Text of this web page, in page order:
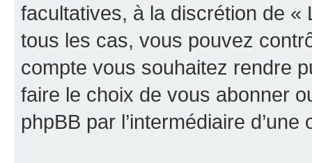
facultatives, à la discrétion de
tous les cas, vous pouvez
compte vous souhaitez rendre
faire le choix de vous abonner
phpBB par l’intermédiaire